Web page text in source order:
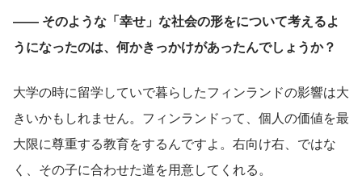
―― そのような「幸せ」な社会の形をについて考えるよ
うになったのは、何かきっかけがあったんでしょうか？
大学の時に留学していで暮らしたフィンランドの影響は大
きいかもしれません。フィンランドって、個人の価値を最
大限に尊重する教育をするんですよ。右向け右、ではな
く、その子に合わせた道を用意してくれる。